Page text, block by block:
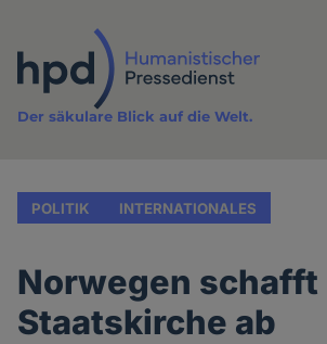
Inhalt
Der säkulare Blick auf die Welt.
POLITIK INTERNATIONALES
Norwegen schafft
Staatskirche ab